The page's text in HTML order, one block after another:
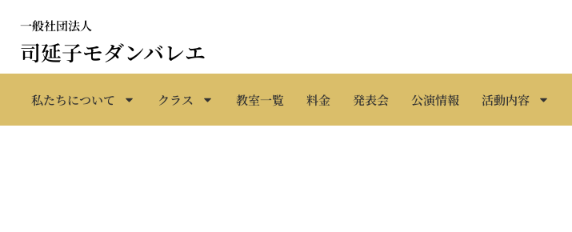
ス
一般社団法人
司延子モダンバレエ
私たちについて クラス 教室一覧 料金 発表会 公演情報 活動内容